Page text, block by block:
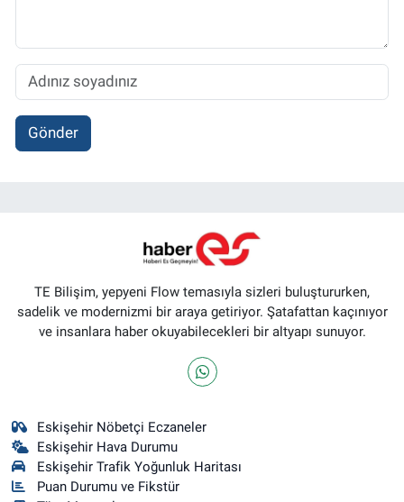
Gönder
TE Bilişim, yepyeni Flow temasıyla sizleri buluştururken,
sadelik ve modernizmi bir araya getiriyor. Şatafattan kaçınıyor
ve insanlara haber okuyabilecekleri bir altyapı sunuyor.
Eskişehir Nöbetçi Eczaneler
Eskişehir Hava Durumu
Eskişehir Trafik Yoğunluk Haritası
Puan Durumu ve Fikstür